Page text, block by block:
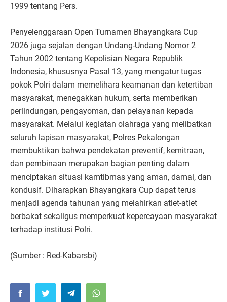
1999 tentang Pers.
Penyelenggaraan Open Turnamen Bhayangkara Cup
2026 juga sejalan dengan Undang-Undang Nomor 2
Tahun 2002 tentang Kepolisian Negara Republik
Indonesia, khususnya Pasal 13, yang mengatur tugas
pokok Polri dalam memelihara keamanan dan ketertiban
masyarakat, menegakkan hukum, serta memberikan
perlindungan, pengayoman, dan pelayanan kepada
masyarakat. Melalui kegiatan olahraga yang melibatkan
seluruh lapisan masyarakat, Polres Pekalongan
membuktikan bahwa pendekatan preventif, kemitraan,
dan pembinaan merupakan bagian penting dalam
menciptakan situasi kamtibmas yang aman, damai, dan
kondusif. Diharapkan Bhayangkara Cup dapat terus
menjadi agenda tahunan yang melahirkan atlet-atlet
berbakat sekaligus memperkuat kepercayaan masyarakat
terhadap institusi Polri.
(Sumber : Red-Kabarsbi)